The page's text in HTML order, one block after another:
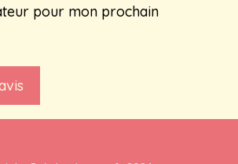
pour mon prochain